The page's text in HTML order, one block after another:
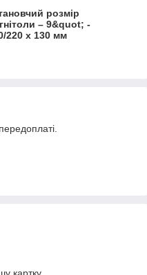
розмір
– 9&quot; -
220 x 130 мм